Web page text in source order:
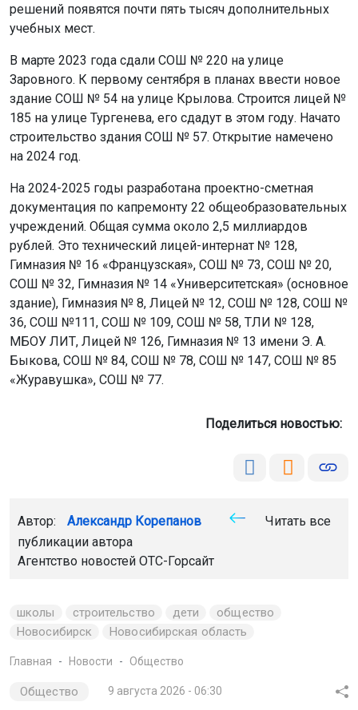
решений появятся почти пять тысяч дополнительных
учебных мест.
В марте 2023 года сдали СОШ № 220 на улице
Заровного. К первому сентября в планах ввести новое
здание СОШ № 54 на улице Крылова. Строится лицей №
185 на улице Тургенева, его сдадут в этом году. Начато
строительство здания СОШ № 57. Открытие намечено
на 2024 год.
На 2024-2025 годы разработана проектно-сметная
документация по капремонту 22 общеобразовательных
учреждений. Общая сумма около 2,5 миллиардов
рублей. Это технический лицей-интернат № 128,
Гимназия № 16 «Французская», СОШ № 73, СОШ № 20,
СОШ № 32, Гимназия № 14 «Университетская» (основное
здание), Гимназия № 8, Лицей № 12, СОШ № 128, СОШ №
36, СОШ №111, СОШ № 109, СОШ № 58, ТЛИ № 128,
МБОУ ЛИТ, Лицей № 126, Гимназия № 13 имени Э. А.
Быкова, СОШ № 84, СОШ № 78, СОШ № 147, СОШ № 85
«Журавушка», СОШ № 77.
Поделиться новостью:
Автор: Александр Корепанов
Читать все
публикации автора
Агентство новостей ОТС-Горсайт
школы строительство дети
общество
Новосибирск
Новосибирская область
Главная Новости Общество
Общество 9 августа 2026 - 06:30